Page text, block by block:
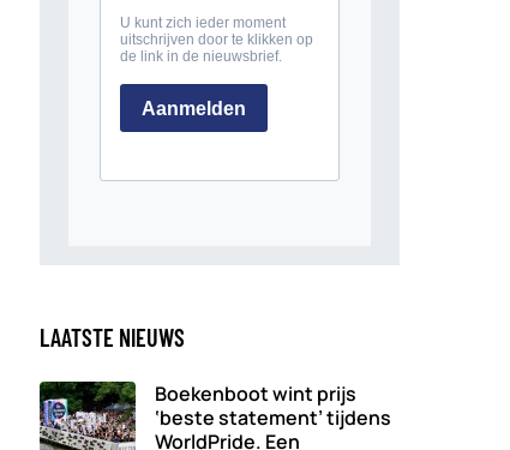
LAATSTE NIEUWS
Boekenboot wint prijs
‘beste statement’ tijdens
WorldPride. Een